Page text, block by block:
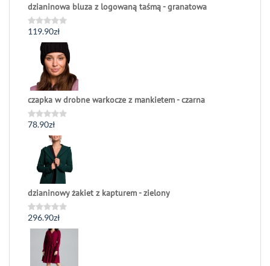
dzianinowa bluza z logowaną taśmą - granatowa
Oceniono
119.90zł
czapka w drobne warkocze z mankietem - czarna
Oceniono
78.90zł
dzianinowy żakiet z kapturem - zielony
Oceniono
0
296.90zł